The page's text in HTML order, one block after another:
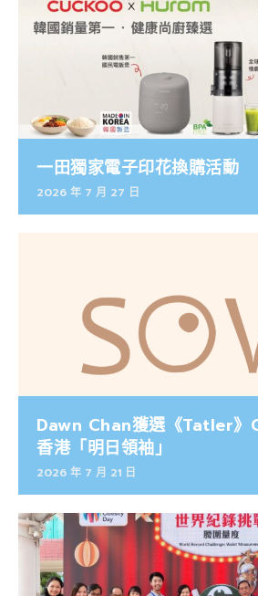
一田獨家電子印花換購活動
2026 年 7 月 27 日
Dawn Chan獲選《Tatler
香港「明日領袖」
2026 年 7 月 21 日